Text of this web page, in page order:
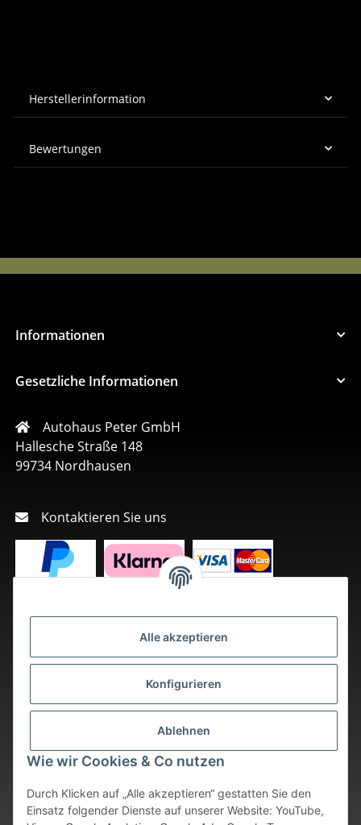
Alle akzeptieren
Konfigurieren
Ablehnen
Wie wir Cookies & Co nutzen
Durch Klicken auf „Alle akzeptieren“ gestatten Sie den
Einsatz folgender Dienste auf unserer Website: YouTube,
Herstellerinformation
Bewertungen
Informationen
Gesetzliche Informationen
Autohaus Peter GmbH
Hallesche Straße 148
99734 Nordhausen
Kontaktieren Sie uns